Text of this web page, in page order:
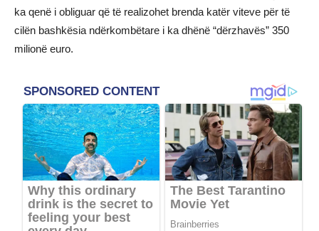
ka qenë i obliguar që të realizohet brenda katër viteve për të
cilën bashkësia ndërkombëtare i ka dhënë “dërzhavës” 350
milionë euro.